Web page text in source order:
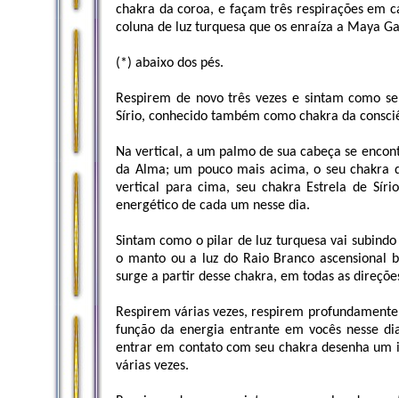
chakra da coroa, e façam três respirações em
coluna de luz turquesa que os enraíza a Maya
(*) abaixo dos pés.
Respirem de novo três vezes e sintam como
Sírio, conhecido também como chakra da
Na vertical, a um palmo de sua cabeça se
da Alma; um pouco mais acima, o seu chakra
vertical para cima, seu chakra Estrela de
energético de cada um nesse dia.
Sintam como o pilar de luz turquesa vai
o manto ou a luz do Raio Branco ascensional
surge a partir desse chakra, em todas as
Respirem várias vezes, respirem
função da energia entrante em vocês nesse
entrar em contato com seu chakra desenha
várias vezes.